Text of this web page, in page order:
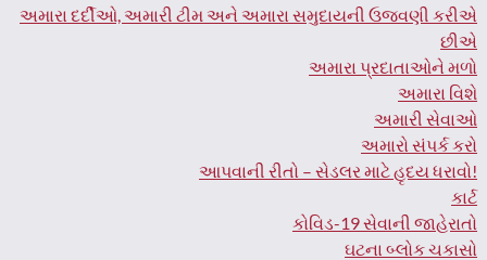
અમારા દર્દીઓ, અમારી ટીમ અને અમારા સમુદાયની ઉજવણી કરીએ
છીએ
અમારા પ્રદાતાઓને મળો
અમારા વિશે
અમારી સેવાઓ
અમારો સંપર્ક કરો
આપવાની રીતો – સેડલર માટે હૃદય ધરાવો!
કાર્ટ
કોવિડ-19 સેવાની જાહેરાતો
ઘટના બ્લોક ચકાસો